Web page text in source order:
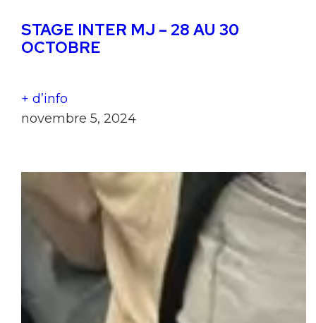
STAGE INTER MJ – 28 AU 30
OCTOBRE
+ d’info
novembre 5, 2024